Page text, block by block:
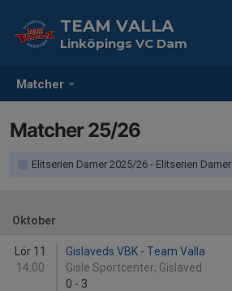
Matcher
TEAM VALLA
Linköpings VC Dam
Matcher 25/26
Elitserien Damer 2025/26 - Elitserien Damer
Oktober
Lör 11
14:00
Gislaveds VBK - Team Valla
Gisle Sportcenter, Gislaved
0 - 3